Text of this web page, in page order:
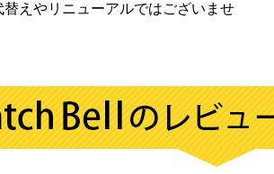
えやリニューアルではございませ